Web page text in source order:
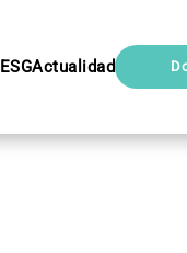
ESGActualidad